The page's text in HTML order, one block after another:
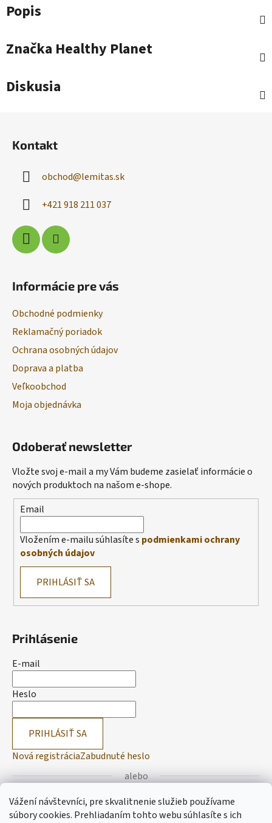
Vážení návštevníci, pre skvalitnenie služieb používame
súbory cookies. Prehliadaním tohto webu súhlasíte s ich
Popis
Značka Healthy Planet
Diskusia
Kontakt
obchod@lemitas.sk
+421 918 211 037
Informácie pre vás
Obchodné podmienky
Reklamačný poriadok
Ochrana osobných údajov
Doprava a platba
Veľkoobchod
Moja objednávka
Odoberať newsletter
Vložte svoj e-mail a my Vám budeme zasielať informácie o
nových produktoch na našom e-shope.
Email
Vložením e-mailu súhlasíte s podmienkami ochrany
osobných údajov
PRIHLÁSIŤ SA
Prihlásenie
E-mail
Heslo
PRIHLÁSIŤ SA
Nová registráciaZabudnuté heslo
alebo
Prihlásiť sa cez Facebook